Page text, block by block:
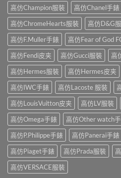
高仿Champion服裝
高仿Chanel手錶
高仿ChromeHearts服裝
高仿D&G
高仿F.Muller手錶
高仿Fear of God
高仿Fendi皮夹
高仿Gucci服裝 高
高仿Hermes服裝
高仿Hermes皮夹
高仿IWC手錶
高仿Lacoste 服裝
高仿LouisVuitton皮夹
高仿LV服裝
高仿Omega手錶
高仿Other watch
高仿P.Philippe手錶
高仿Panerai手錶
高仿Piaget手錶
高仿Prada服裝
高仿VERSACE服裝